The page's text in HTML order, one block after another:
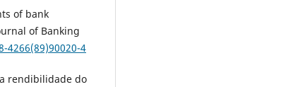
of bank
of Banking
4266(89)90020-4
rendibilidade do